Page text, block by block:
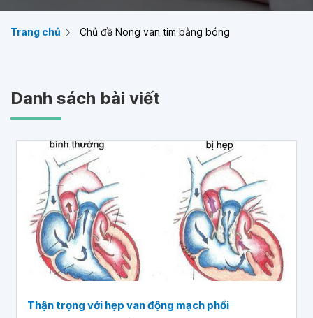
Trang chủ Chủ đề Nong van tim bằng bóng
Danh sách bài viết
Thận trọng với hẹp van động mạch phổi